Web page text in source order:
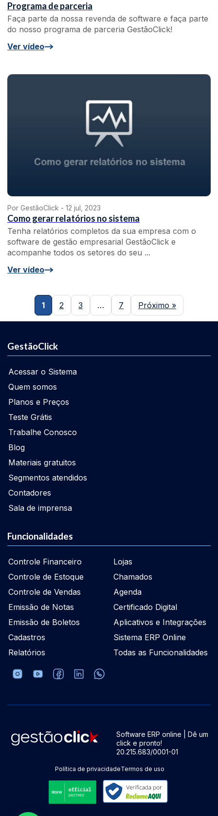
Programa de parceria
Faça parte da nossa revenda de software e faça parte
do nosso programa de parceria GestãoClick!
Ver vídeo
Por GestãoClick - 12 jul, 2023
Como gerar relatórios no sistema
Tenha relatórios completos da sua empresa com o
software de gestão empresarial GestãoClick e
acompanhe todos os setores do seu ...
Ver vídeo
1 2 3 … 7 Próximo »
GestãoClick
Acessar o Sistema
Quem somos
Planos e Preços
Teste Grátis
Trabalhe Conosco
Blog
Materiais gratuitos
Segmentos atendidos
Contadores
Sala de imprensa
Funcionalidades
Controle Financeiro
Controle de Estoque
Controle de Vendas
Emissão de Notas
Emissão de Boletos
Cadastros
Relatórios
Lojas
Chamados
Agenda
Certificado Digital
Aplicativos e Integrações
Sistema ERP Online
Todas as Funcionalidades
Software ERP online | Dê um
click e pronto!
20.215.683/0001-01
Política de privacidadeTermos de uso